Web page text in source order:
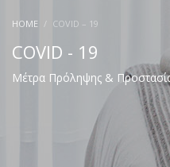
HOME COVID – 19
COVID - 19
Μέτρα Πρόληψης &